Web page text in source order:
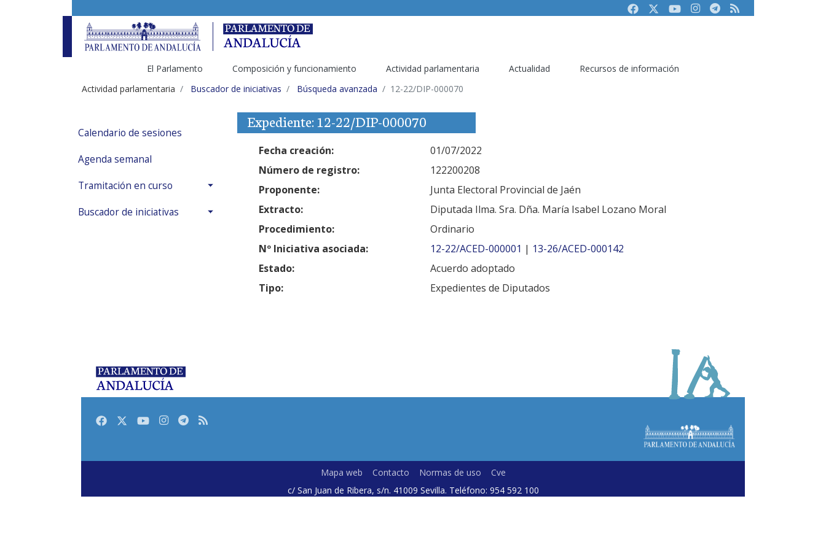
FacebookTwitterYoutubeInstagram
Telegram
RSS
El Parlamento Composición y funcionamiento Actividad parlamentaria Actualidad
Recursos de información
Actividad parlamentaria
Buscador de iniciativas Búsqueda avanzada 12-22/DIP-000070
Calendario de sesiones
Agenda semanal
Tramitación en curso
Buscador de iniciativas
Expediente: 12-22/DIP-000070
Fecha creación:
01/07/2022
Número de registro:
122200208
Proponente:
Junta Electoral Provincial de Jaén
Extracto:
Diputada Ilma. Sra. Dña. María Isabel Lozano Moral
Procedimiento:
Ordinario
Nº Iniciativa asociada:
12-22/ACED-000001 | 13-26/ACED-000142
Estado:
Acuerdo adoptado
Tipo:
Expedientes de Diputados
FacebookTwitterYoutubeInstagram
Telegram
RSS
Mapa web Contacto Normas de uso
Cve
c/ San Juan de Ribera, s/n. 41009 Sevilla. Teléfono: 954 592 100